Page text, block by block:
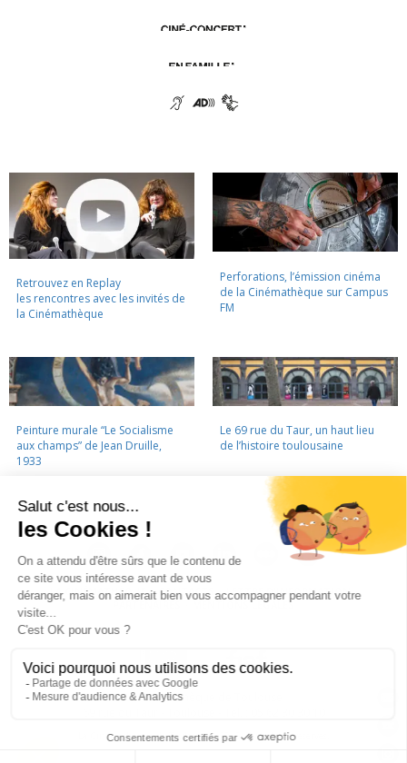
Retrouvez en Replay
les rencontres avec les invités de
la Cinémathèque
Perforations, l’émission cinéma
de la Cinémathèque sur Campus
FM
Peinture murale “Le Socialisme
aux champs” de Jean Druille,
1933
Le 69 rue du Taur, un haut lieu
de l’histoire toulousaine
LA CINÉMATHÈQUE · CONTACTS · LETTRE D'INFORMATION ·
PARTENAIRES · MENTIONS LÉGALES
La Cinémathèque de Toulouse
La Cinémathèque de Toulouse © 2015. Tous droits réservés.